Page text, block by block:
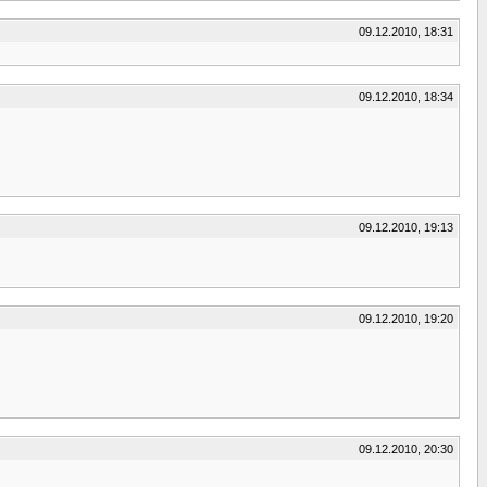
09.12.2010, 18:31
09.12.2010, 18:34
09.12.2010, 19:13
09.12.2010, 19:20
09.12.2010, 20:30